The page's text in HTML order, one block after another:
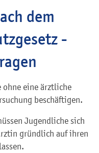
dem
-
eine ärztliche
beschäftigen.
Jugendliche sich
gründlich auf ihren